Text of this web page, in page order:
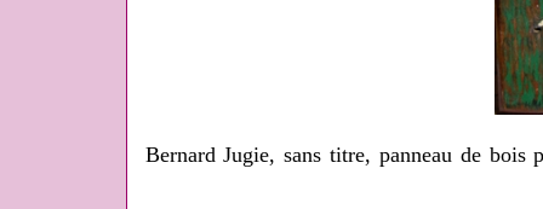
Bernard Jugie, sans titre, panneau de